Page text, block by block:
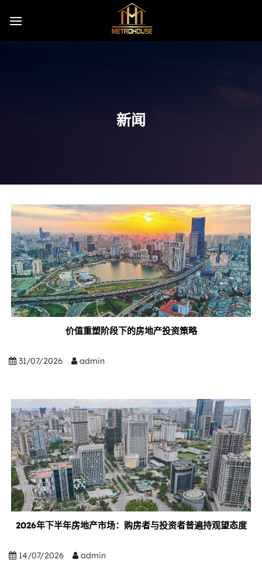
新闻
价值重塑阶段下的房地产投资策略
31/07/2026 admin
2026年下半年房地产市场：购房者与投资者普遍持观望态度
14/07/2026 admin